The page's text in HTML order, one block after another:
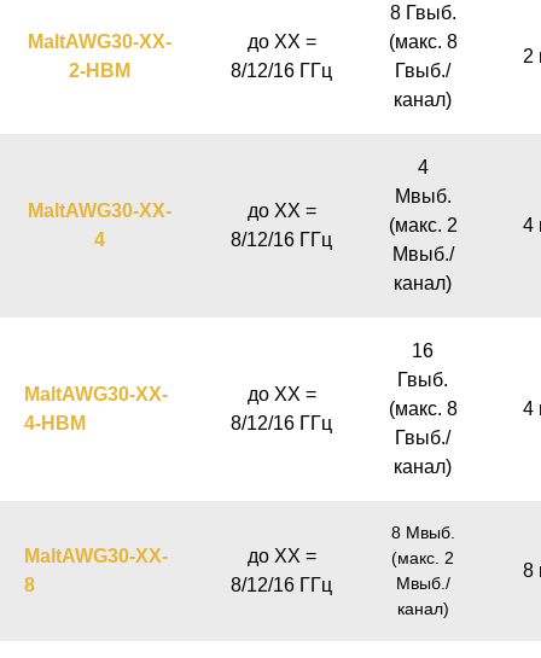
MaltAWG30-XX-
2-HBM
до XX =
8/12/16 ГГц
8 Гвыб.
(макс. 8
Гвыб./
канал)
2
MaltAWG30-XX-
4
до XX =
8/12/16 ГГц
4
Мвыб.
(макс. 2
Мвыб./
канал)
4
MaltAWG30-XX-
4-HBM
до XX =
8/12/16 ГГц
16
Гвыб.
(макс. 8
Гвыб./
канал)
4
MaltAWG30-XX-
8
до XX =
8/12/16 ГГц
8 Мвыб.
(макс. 2
Мвыб./
канал)
8